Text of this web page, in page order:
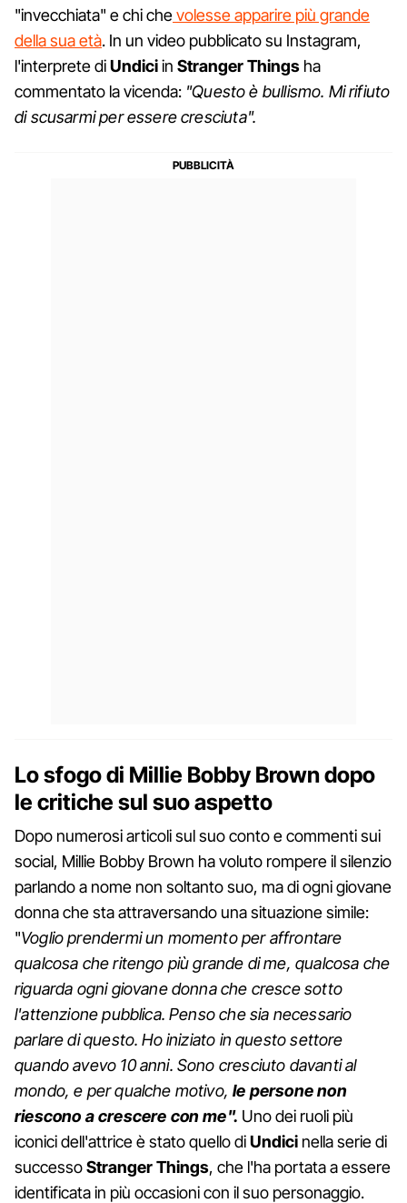
"invecchiata" e chi chevolesse apparire più grande
della sua età. In un video pubblicato su Instagram,
l'interprete diUndiciin Stranger Things ha
commentato la vicenda: "Questo è bullismo. Mi rifiuto
di scusarmi per essere cresciuta".
Lo sfogo di Millie Bobby Brown dopo
le critiche sul suo aspetto
Dopo numerosi articoli sul suo conto e commenti sui
social, Millie Bobby Brown ha voluto rompere il silenzio
parlando a nome non soltanto suo, ma di ogni giovane
donna che sta attraversando una situazione simile:
"Voglio prendermi un momento per affrontare
qualcosa che ritengo più grande di me, qualcosa che
riguarda ogni giovane donna che cresce sotto
l'attenzione pubblica. Penso che sia necessario
parlare di questo. Ho iniziato in questo settore
quando avevo 10 anni. Sono cresciuto davanti al
mondo, e per qualche motivo,le persone non
riescono a crescere con me". Uno dei ruoli più
iconici dell'attrice è stato quello diUndici nella serie di
successoStranger Things, che l'ha portata a essere
identificata in più occasioni con il suo personaggio.